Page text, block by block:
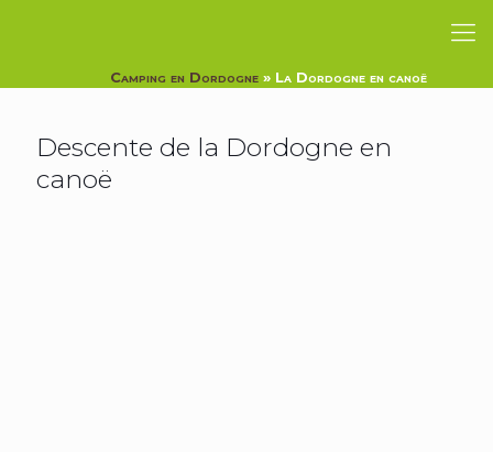
Camping en Dordogne » La Dordogne en canoë
Descente de la Dordogne en
canoë